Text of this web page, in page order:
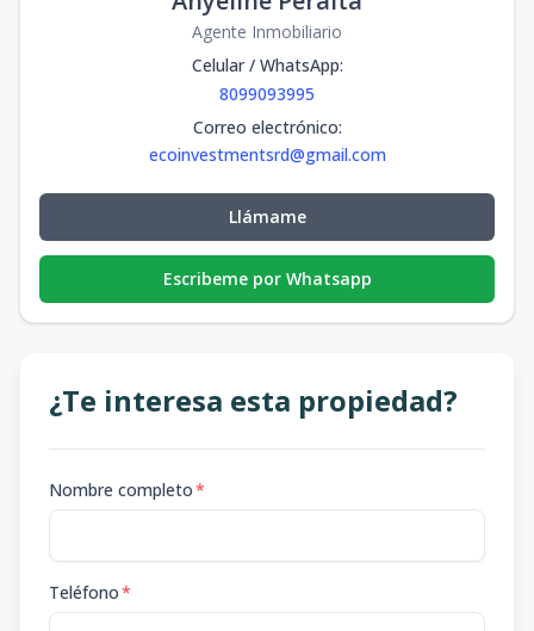
Agente Inmobiliario
Celular / WhatsApp:
8099093995
Correo electrónico:
ecoinvestmentsrd@gmail.com
Llámame
Escribeme por Whatsapp
¿Te interesa esta propiedad?
Nombre completo*
Teléfono*